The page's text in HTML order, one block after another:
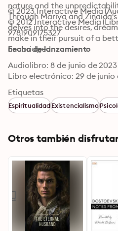
nature and the
Through Mariya and
delves into the desires,
make in their pursuit of a
unabridged.
© 2023 Interactive Media
© 2012 Interactive Media
9781909175327
Fecha de lanzamiento
Audiolibro: 8 de junio de 2023
Libro electrónico: 29 de junio
Etiquetas
EspiritualidadExistencialismo
Otros también